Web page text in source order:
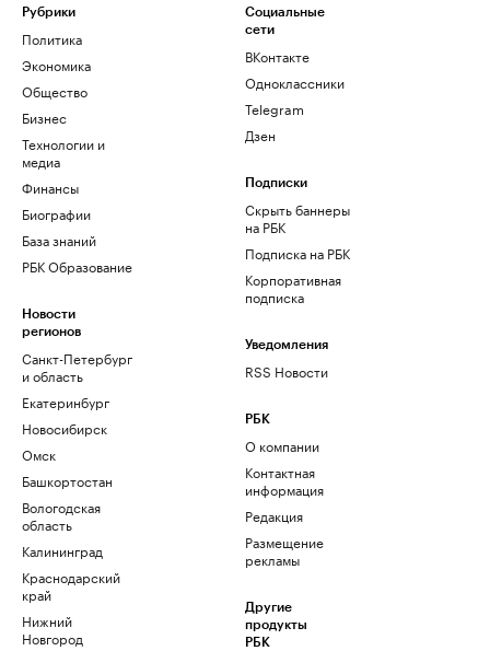
Рубрики
Политика
Экономика
Общество
Бизнес
Технологии и
медиа
Финансы
Биографии
База знаний
РБК Образование
Новости
регионов
Санкт-Петербург
и область
Екатеринбург
Новосибирск
Омск
Башкортостан
Вологодская
область
Калининград
Краснодарский
край
Нижний
Новгород
Социальные
сети
ВКонтакте
Одноклассники
Telegram
Дзен
Подписки
Скрыть баннеры
на РБК
Подписка на РБК
Корпоративная
подписка
Уведомления
RSS Новости
РБК
О компании
Контактная
информация
Редакция
Размещение
рекламы
Другие
продукты
РБК